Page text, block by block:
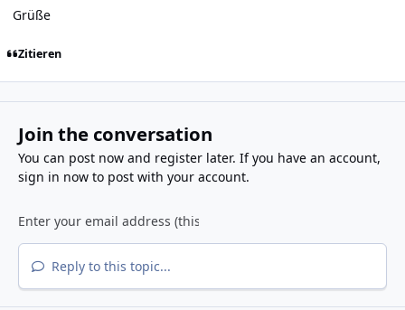
Grüße
Zitieren
Join the conversation
You can post now and register later. If you have an account,
sign in nowto post with your account.
Reply to this topic...